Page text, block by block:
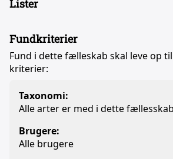
Lister
Fundkriterier
Fund i dette fælleskab skal leve op
kriterier:
Taxonomi:
Alle arter er med i dette fællesskab
Brugere:
Alle brugere